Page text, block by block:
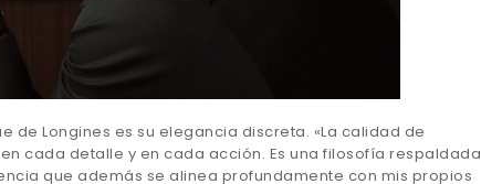
de Longines es su elegancia discreta. «La calidad de
cada detalle y en cada acción. Es una filosofía respaldada
que además se alinea profundamente con mis propios